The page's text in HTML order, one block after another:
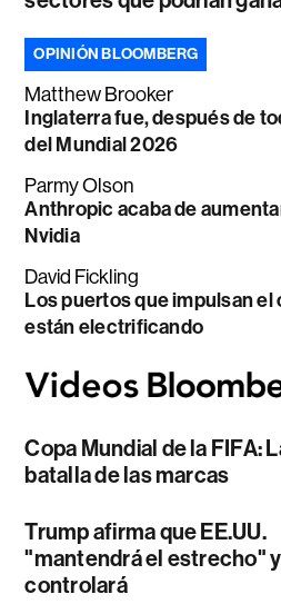
OPINIÓN BLOOMBERG
Matthew Brooker
Inglaterra fue, después de
del Mundial 2026
Parmy Olson
Anthropic acaba de
Nvidia
David Fickling
Los puertos que impulsan
están electrificando
Copa Mundial de la FIFA:
batalla de las marcas
Trump afirma que EE.UU.
"mantendrá el estrecho"
controlará